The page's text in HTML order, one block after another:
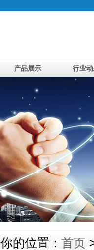
产品展示 行业
你的位置： 首页